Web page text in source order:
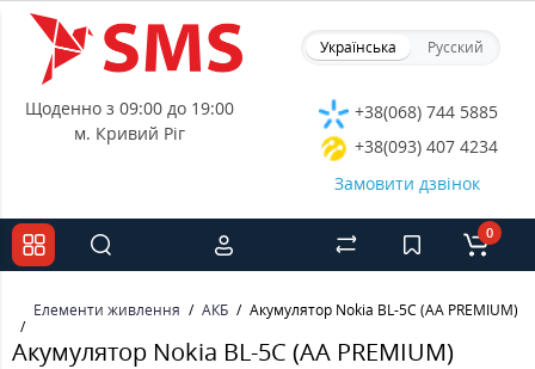
Українська Русский
Щоденно з 09:00 до 19:00
м. Кривий Ріг
+38(068) 744 5885
+38(093) 407 4234
Замовити дзвінок
0
Елементи живлення АКБ Акумулятор Nokia BL-5C (AA PREMIUM)
Акумулятор Nokia BL-5C (AA PREMIUM)